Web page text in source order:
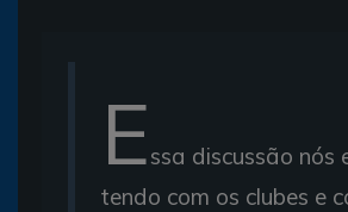
Essa discussão nós
tendo com os clubes e